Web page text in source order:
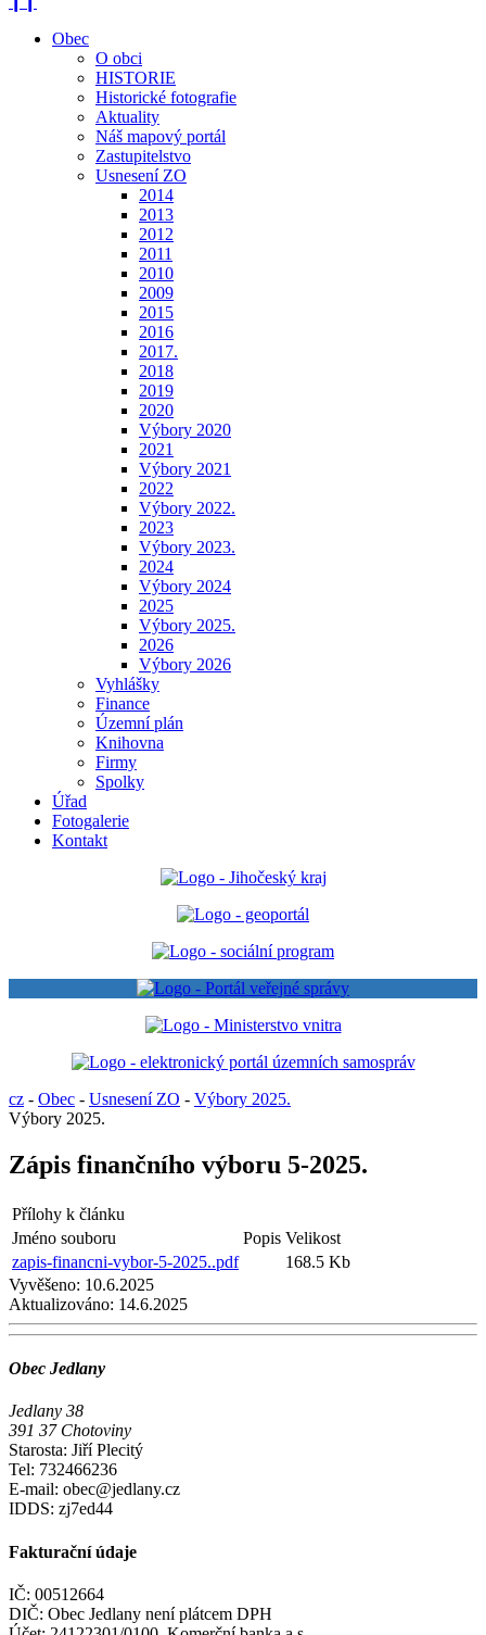
Obec
O obci
HISTORIE
Historické fotografie
Aktuality
Náš mapový portál
Zastupitelstvo
Usnesení ZO
2014
2013
2012
2011
2010
2009
2015
2016
2017.
2018
2019
2020
Výbory 2020
2021
Výbory 2021
2022
Výbory 2022.
2023
Výbory 2023.
2024
Výbory 2024
2025
Výbory 2025.
2026
Výbory 2026
Vyhlášky
Finance
Územní plán
Knihovna
Firmy
Spolky
Úřad
Fotogalerie
Kontakt
cz - Obec - Usnesení ZO - Výbory 2025.
Výbory 2025.
Zápis finančního výboru 5-2025.
Přílohy k článku
Jméno souboru
Popis Velikost
zapis-financni-vybor-5-2025..pdf
168.5 Kb
Vyvěšeno: 10.6.2025
Aktualizováno: 14.6.2025
Obec Jedlany
Jedlany 38
391 37 Chotoviny
Starosta: Jiří Plecitý
Tel: 732466236
E-mail: obec@jedlany.cz
IDDS: zj7ed44
Fakturační údaje
IČ: 00512664
DIČ: Obec Jedlany není plátcem DPH